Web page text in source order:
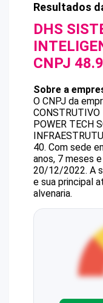
Resultados
DHS
CNPJ
Sobre a
O CNPJ da
POWER TECH
40. Com sede
anos, 7 meses
20/12/2022. A
e sua principal
alvenaria.